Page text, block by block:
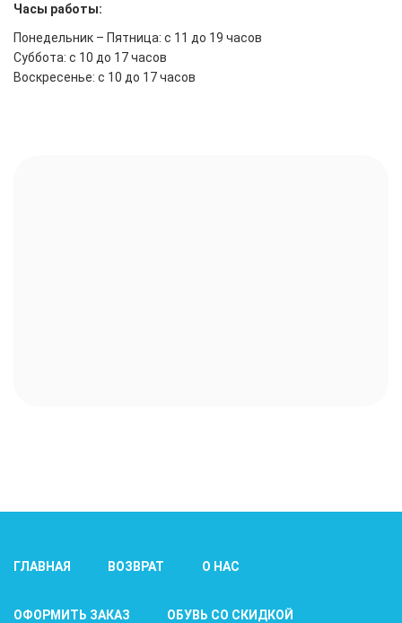
Часы работы:
Понедельник – Пятница: с 11 до 19 часов
Суббота: с 10 до 17 часов
Воскресенье: с 10 до 17 часов
ГЛАВНАЯ ВОЗВРАТ О НАС
ОФОРМИТЬ ЗАКАЗ ОБУВЬ СО СКИДКОЙ